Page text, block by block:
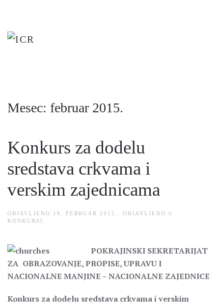
to
Mesec: februar 2015.
Konkurs za dodelu
sredstava crkvama i
verskim zajednicama
OBJAVLJENO 19. FEBRUAR 2015.
. OBJAVLJENO U
KONKURSI
POKRAJINSKI SEKRETARIJAT
ZA OBRAZOVANJE, PROPISE, UPRAVU I
NACIONALNE MANJINE – NACIONALNE ZAJEDNICE
Konkurs za dodelu sredstava crkvama i verskim